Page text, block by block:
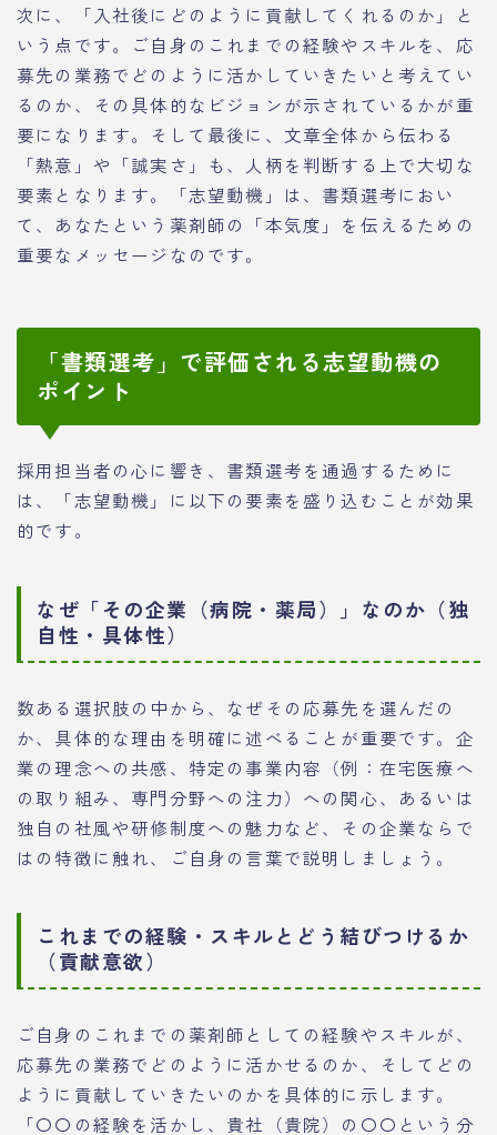
次に、「入社後にどのように貢献してくれるのか」と
いう点です。ご自身のこれまでの経験やスキルを、応
募先の業務でどのように活かしていきたいと考えてい
るのか、その具体的なビジョンが示されているかが重
要になります。そして最後に、文章全体から伝わる
「熱意」や「誠実さ」も、人柄を判断する上で大切な
要素となります。「志望動機」は、書類選考におい
て、あなたという薬剤師の「本気度」を伝えるための
重要なメッセージなのです。
「書類選考」で評価される志望動機の
ポイント
採用担当者の心に響き、書類選考を通過するために
は、「志望動機」に以下の要素を盛り込むことが効果
的です。
なぜ「その企業（病院・薬局）」なのか（独
自性・具体性）
数ある選択肢の中から、なぜその応募先を選んだの
か、具体的な理由を明確に述べることが重要です。企
業の理念への共感、特定の事業内容（例：在宅医療へ
の取り組み、専門分野への注力）への関心、あるいは
独自の社風や研修制度への魅力など、その企業ならで
はの特徴に触れ、ご自身の言葉で説明しましょう。
これまでの経験・スキルとどう結びつけるか
（貢献意欲）
ご自身のこれまでの薬剤師としての経験やスキルが、
応募先の業務でどのように活かせるのか、そしてどの
ように貢献していきたいのかを具体的に示します。
「〇〇の経験を活かし、貴社（貴院）の〇〇という分